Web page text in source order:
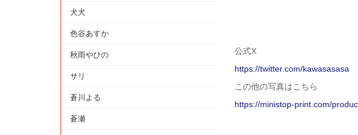
公式X
https://twitter.com/kawasasasa
この他の写真はこちら
https://ministop-print.com/
犬犬
色谷あすか
秋雨やひの
サリ
蒼川よる
蒼瀬